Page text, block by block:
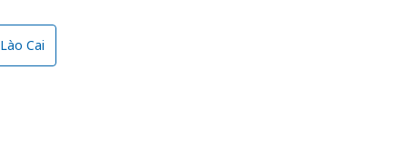
Lào Cai